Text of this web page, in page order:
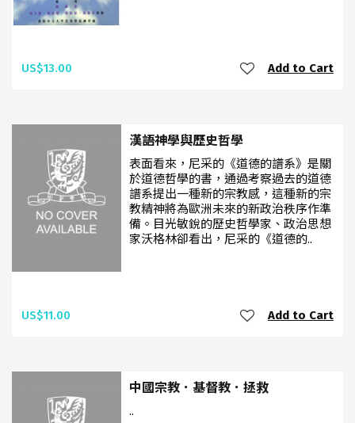
US$13.00 Add to Cart
漢語神學與歷史哲學
表面看來，尼采的《道德的譜系》是關
於道德哲學的書，通過考察過去的道德
譜系提出一種新的宗教感，這種新的宗
教精神將為歐洲未來的新政治秩序作準
備。目光敏銳的歷史哲學家、政治思想
家沃格林卻看出，尼采的《道德的..
US$11.00 Add to Cart
中國宗教．基督教．拯救
..